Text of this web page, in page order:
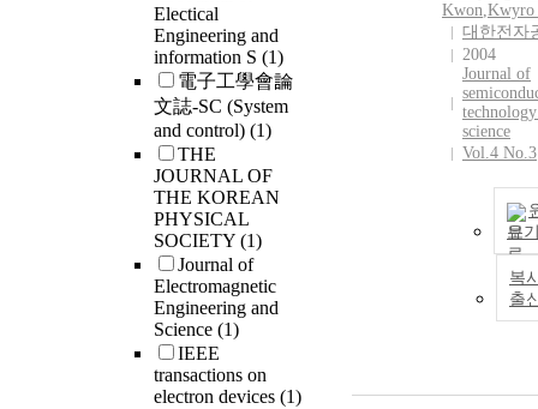
Electical
Engineering and
information S (1)
電子工學會論
文誌-SC (System
and control) (1)
THE
JOURNAL OF
THE KOREAN
PHYSICAL
SOCIETY (1)
Journal of
Electromagnetic
Engineering and
Science (1)
IEEE
transactions on
electron devices (1)
Kwon,Kwyro
대한전자
2004
Journal of
science
Vol.4 No.3
보
복
출